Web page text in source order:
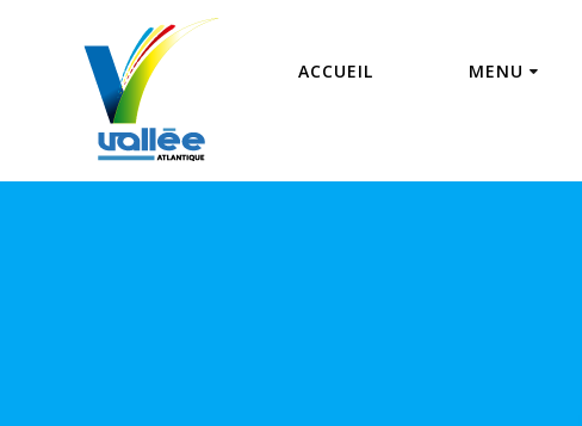
ACCUEIL MENU